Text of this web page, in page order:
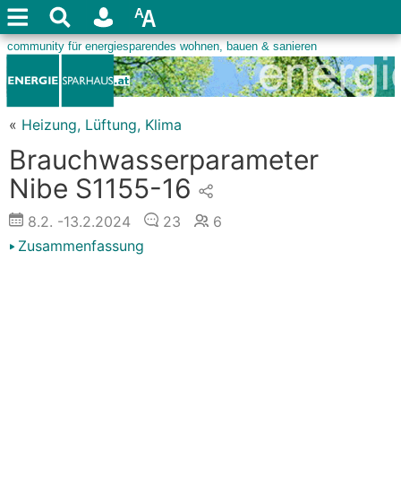
« Heizung, Lüftung, Klima
Brauchwasserparameter
Nibe S1155-16
8.2. -13.2.2024 23
6
Zusammenfassung